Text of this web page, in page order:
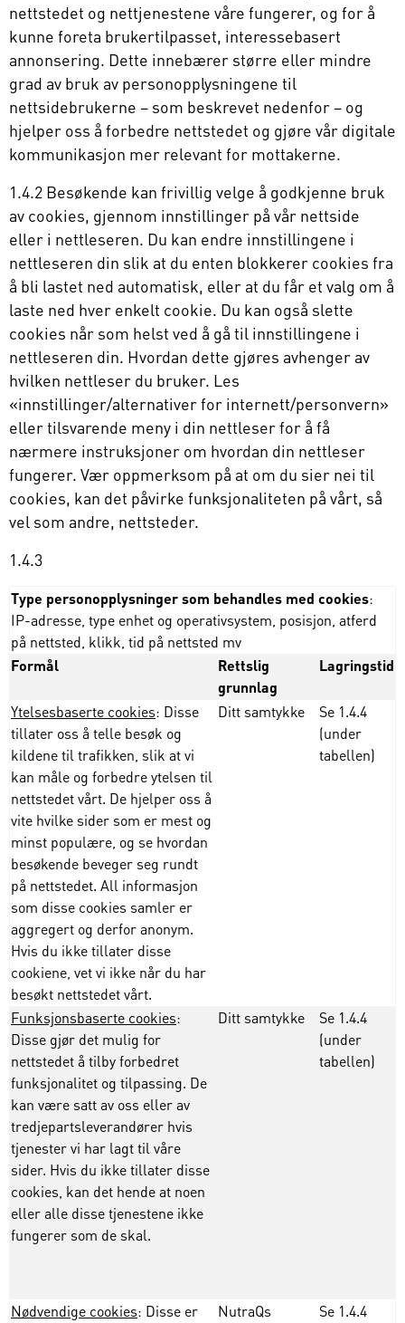
nettstedet og nettjenestene våre fungerer, og for å
kunne foreta brukertilpasset, interessebasert
annonsering. Dette innebærer større eller mindre
grad av bruk av personopplysningene til
nettsidebrukerne – som beskrevet nedenfor – og
hjelper oss å forbedre nettstedet og gjøre vår digitale
kommunikasjon mer relevant for mottakerne.
1.4.2 Besøkende kan frivillig velge å godkjenne bruk
av cookies, gjennom innstillinger på vår nettside
eller i nettleseren. Du kan endre innstillingene i
nettleseren din slik at du enten blokkerer cookies fra
å bli lastet ned automatisk, eller at du får et valg om å
laste ned hver enkelt cookie. Du kan også slette
cookies når som helst ved å gå til innstillingene i
nettleseren din. Hvordan dette gjøres avhenger av
hvilken nettleser du bruker. Les
«innstillinger/alternativer for internett/personvern»
eller tilsvarende meny i din nettleser for å få
nærmere instruksjoner om hvordan din nettleser
fungerer. Vær oppmerksom på at om du sier nei til
cookies, kan det påvirke funksjonaliteten på vårt, så
vel som andre, nettsteder.
1.4.3
Type personopplysninger som behandles med cookies:
IP-adresse, type enhet og operativsystem, posisjon, atferd
på nettsted, klikk, tid på nettsted mv
Formål
Rettslig
grunnlag
Lagringstid
Ytelsesbaserte cookies: Disse
tillater oss å telle besøk og
kildene til trafikken, slik at vi
kan måle og forbedre ytelsen til
nettstedet vårt. De hjelper oss å
vite hvilke sider som er mest og
minst populære, og se hvordan
besøkende beveger seg rundt
på nettstedet. All informasjon
som disse cookies samler er
aggregert og derfor anonym.
Hvis du ikke tillater disse
cookiene, vet vi ikke når du har
besøkt nettstedet vårt.
Ditt samtykke
Se 1.4.4
(under
tabellen)
Funksjonsbaserte cookies:
Disse gjør det mulig for
nettstedet å tilby forbedret
funksjonalitet og tilpassing. De
kan være satt av oss eller av
tredjepartsleverandører hvis
tjenester vi har lagt til våre
sider. Hvis du ikke tillater disse
cookies, kan det hende at noen
eller alle disse tjenestene ikke
fungerer som de skal.
Ditt samtykke
Se 1.4.4
(under
tabellen)
Nødvendige cookies: Disse er NutraQs Se 1.4.4